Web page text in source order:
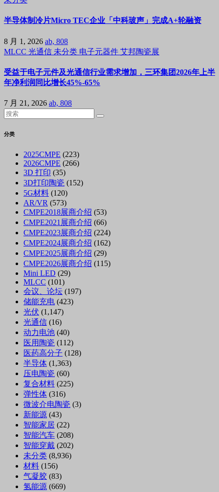
半导体制冷片Micro TEC企业「中科玻声」完成A+轮融资
8 月 1, 2026 ab, 808
MLCC 光通信 未分类 电子元器件 艾邦陶瓷展
受益于电子元件及光通信行业需求增加，三环集团2026年上半
年净利润同比增长45%-65%
7 月 21, 2026 ab, 808
分类
2025CMPE (223)
2026CMPE (266)
3D 打印 (35)
3D打印陶瓷 (152)
5G材料 (120)
AR/VR (573)
CMPE2018展商介绍 (53)
CMPE2021展商介绍 (66)
CMPE2023展商介绍 (224)
CMPE2024展商介绍 (162)
CMPE2025展商介绍 (29)
CMPE2026展商介绍 (115)
Mini LED (29)
MLCC (101)
会议、论坛 (197)
储能充电 (423)
光伏 (1,147)
光通信 (16)
动力电池 (40)
医用陶瓷 (112)
医药高分子 (128)
半导体 (1,363)
压电陶瓷 (60)
复合材料 (225)
弹性体 (316)
微波介电陶瓷 (3)
新能源 (43)
智能家居 (22)
智能汽车 (208)
智能穿戴 (202)
未分类 (8,936)
材料 (156)
气凝胶 (83)
氢能源 (669)